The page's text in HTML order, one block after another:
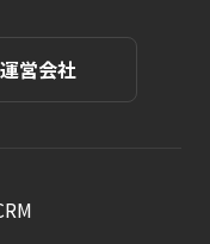
運営会社